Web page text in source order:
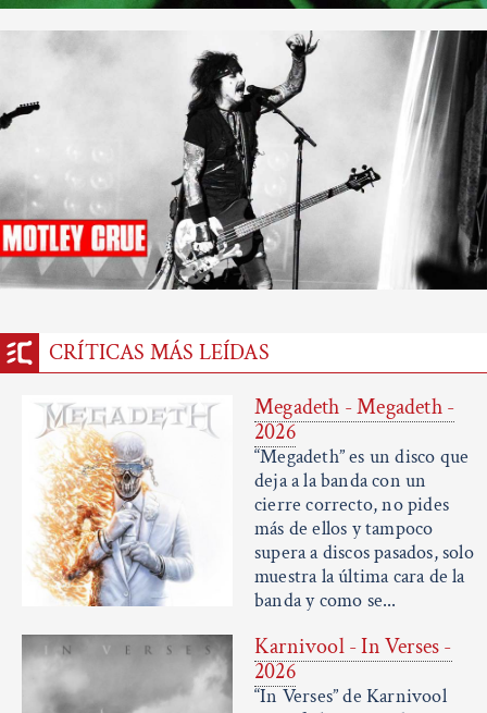
CRÍTICAS MÁS LEÍDAS
Megadeth - Megadeth -
2026
“Megadeth” es un disco que
deja a la banda con un
cierre correcto, no pides
más de ellos y tampoco
supera a discos pasados, solo
muestra la última cara de la
banda y como se...
Karnivool - In Verses -
2026
“In Verses” de Karnivool